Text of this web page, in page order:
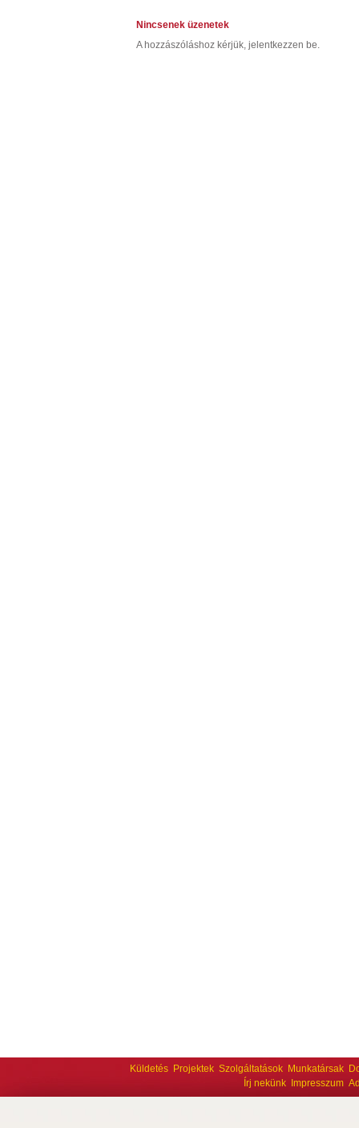
Nincsenek üzenetek
A hozzászóláshoz kérjük, jelentkezzen be.
Küldetés Projektek Szolgáltatások Munkatársak
Írj nekünk
Impresszum